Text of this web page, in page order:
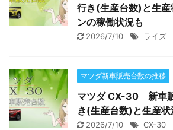
行き(生産台数)と生産
ンの稼働状況も
2026/7/10 ライズ
マツダ新車販売台数の推移
マツダ CX-30 新車
き(生産台数)と生産
2026/7/10 CX-30